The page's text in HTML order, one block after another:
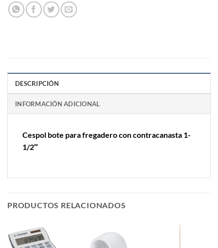
DESCRIPCIÓN
INFORMACIÓN ADICIONAL
Cespol bote para fregadero con contracanasta 1-
1/2″
PRODUCTOS RELACIONADOS